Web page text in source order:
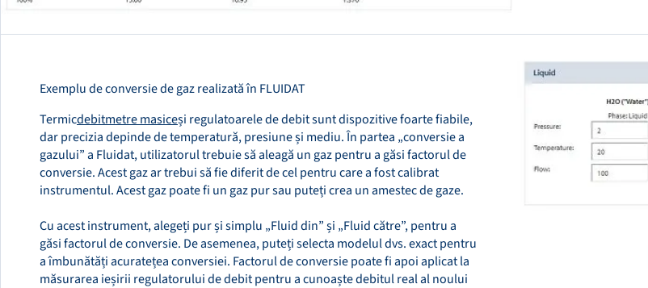
Exemplu de conversie de gaz realizată în FLUIDAT
Termicdebitmetre masiceși regulatoarele de debit sunt dispozitive foarte fiabile,
dar precizia depinde de temperatură, presiune și mediu. În partea „conversie a
gazului” a Fluidat, utilizatorul trebuie să aleagă un gaz pentru a găsi factorul de
conversie. Acest gaz ar trebui să fie diferit de cel pentru care a fost calibrat
instrumentul. Acest gaz poate fi un gaz pur sau puteți crea un amestec de gaze.
Cu acest instrument, alegeți pur și simplu „Fluid din” și „Fluid către”, pentru a
găsi factorul de conversie. De asemenea, puteți selecta modelul dvs. exact pentru
a îmbunătăți acuratețea conversiei. Factorul de conversie poate fi apoi aplicat la
măsurarea ieșirii regulatorului de debit pentru a cunoaște debitul real al noului